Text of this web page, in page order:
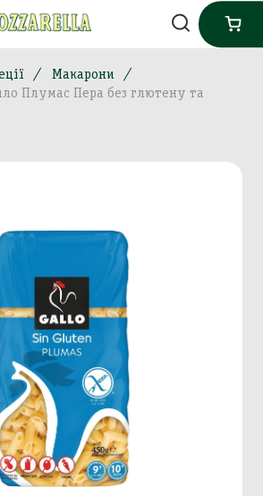
Макарони
Плумас Пера без глютену та